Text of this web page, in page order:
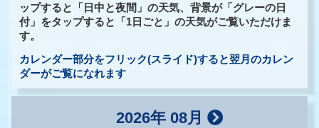
ップすると「日中と夜間」の天気、背景が「グレーの日
付」をタップすると「1日ごと」の天気がご覧いただけま
す。
カレンダー部分をフリック(スライド)すると翌月のカレン
ダーがご覧になれます
2026年 08月